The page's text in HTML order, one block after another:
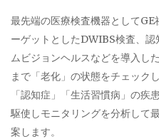
最先端の医療検査機器として
ーゲットとしたDWIBS検査、
ムビジョンヘルスなどを導入し
まで「老化」の状態をチェック
「認知症」「生活習慣病」の疾
駆使しモニタリングを分析して
案します。